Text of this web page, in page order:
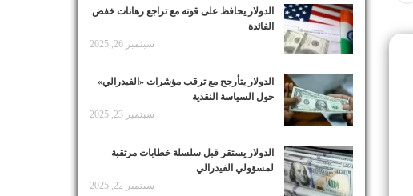
الدولار يحافظ على قوته مع تراجع رهانات خفض
الفائدة
سبتمبر 26, 2025
الدولار يتأرجح مع ترقب مؤشرات «الفيدرالي»
حول السياسة النقدية
سبتمبر 23, 2025
الدولار يستقر قبل سلسلة خطابات مرتقبة
لمسؤولي الفيدرالي
سبتمبر 22, 2025